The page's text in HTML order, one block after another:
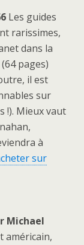
Les guides
rarissimes,
dans la
pages)
il est
sur
!). Mieux vaut
à
sur
Michael
américain,